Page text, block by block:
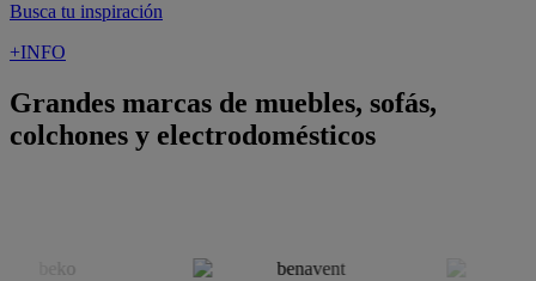
Busca tu inspiración
+INFO
Grandes marcas de muebles, sofás,
colchones y electrodomésticos